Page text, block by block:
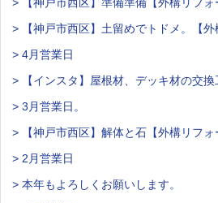
> 【神戸市西区】土留めでトドメ。【外
> 4月営業日
> 【インスタ】屋根材、デッキ材の交換
> 3月営業日。
> 【神戸市西区】解体と石【外構リフォ
> 2月営業日
> 本年もよろしくお願いします。